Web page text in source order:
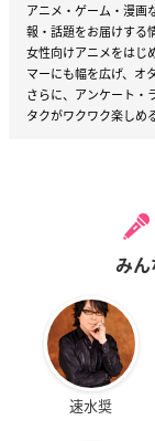
アニメ・ゲーム・漫画
報・話題をお届けする
女性向けアニメをはじ
マーにも幅を広げ、オ
さらに、アンケート・
タクがワクワク楽しめ
みん
速水奨